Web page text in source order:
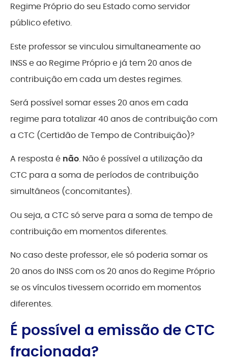
Regime Próprio do seu Estado como servidor
público efetivo.
Este professor se vinculou simultaneamente ao
INSS e ao Regime Próprio e já tem 20 anos de
contribuição em cada um destes regimes.
Será possível somar esses 20 anos em cada
regime para totalizar 40 anos de contribuição com
a CTC (Certidão de Tempo de Contribuição)?
A resposta é não. Não é possível a utilização da
CTC para a soma de períodos de contribuição
simultâneos (concomitantes).
Ou seja, a CTC só serve para a soma de tempo de
contribuição em momentos diferentes.
No caso deste professor, ele só poderia somar os
20 anos do INSS com os 20 anos do Regime Próprio
se os vínculos tivessem ocorrido em momentos
diferentes.
É possível a emissão de CTC
fracionada?